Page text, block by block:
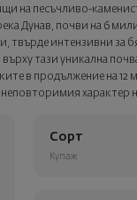
опаковка и
стъпка от
на песъчливо-
Дунав, почви на 6
твърде интензивни за
тази уникална
в продължение на 12
характер
Сорт
Купаж